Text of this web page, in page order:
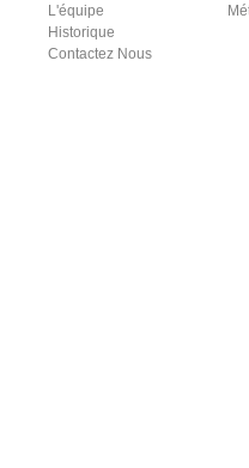
L'équipe
Historique
Contactez Nous